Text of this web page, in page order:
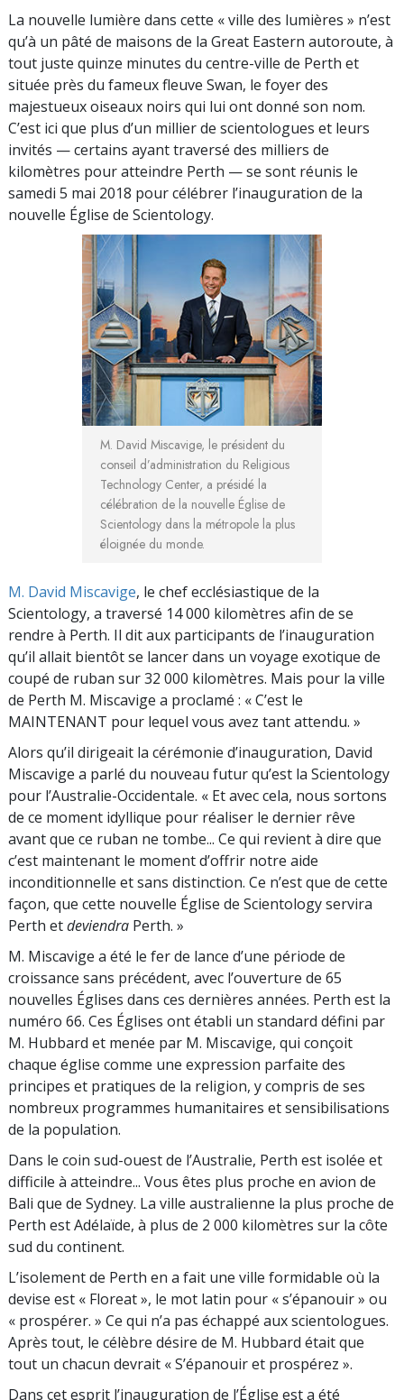
La nouvelle lumière dans cette « ville des lumières » n’est
qu’à un pâté de maisons de la Great Eastern autoroute, à
tout juste quinze minutes du centre-ville de Perth et
située près du fameux fleuve Swan, le foyer des
majestueux oiseaux noirs qui lui ont donné son nom.
C’est ici que plus d’un millier de scientologues et leurs
invités — certains ayant traversé des milliers de
kilomètres pour atteindre Perth — se sont réunis le
samedi 5 mai 2018 pour célébrer l’inauguration de la
nouvelle Église de Scientology.
M. David Miscavige, le président du
conseil d’administration du Religious
Technology Center, a présidé la
célébration de la nouvelle Église de
Scientology dans la métropole la plus
éloignée du monde.
M. David Miscavige, le chef ecclésiastique de la
Scientology, a traversé 14 000 kilomètres afin de se
rendre à Perth. Il dit aux participants de l’inauguration
qu’il allait bientôt se lancer dans un voyage exotique de
coupé de ruban sur 32 000 kilomètres. Mais pour la ville
de Perth M. Miscavige a proclamé : « C’est le
MAINTENANT pour lequel vous avez tant attendu. »
Alors qu’il dirigeait la cérémonie d’inauguration, David
Miscavige a parlé du nouveau futur qu’est la Scientology
pour l’Australie-Occidentale. « Et avec cela, nous sortons
de ce moment idyllique pour réaliser le dernier rêve
avant que ce ruban ne tombe... Ce qui revient à dire que
c’est maintenant le moment d’offrir notre aide
inconditionnelle et sans distinction. Ce n’est que de cette
façon, que cette nouvelle Église de Scientology servira
Perth etdeviendra Perth. »
M. Miscavige a été le fer de lance d’une période de
croissance sans précédent, avec l’ouverture de 65
nouvelles Églises dans ces dernières années. Perth est la
numéro 66. Ces Églises ont établi un standard défini par
M. Hubbard et menée par M. Miscavige, qui conçoit
chaque église comme une expression parfaite des
principes et pratiques de la religion, y compris de ses
nombreux programmes humanitaires et sensibilisations
de la population.
Dans le coin sud-ouest de l’Australie, Perth est isolée et
difficile à atteindre... Vous êtes plus proche en avion de
Bali que de Sydney. La ville australienne la plus proche de
Perth est Adélaïde, à plus de 2 000 kilomètres sur la côte
sud du continent.
L’isolement de Perth en a fait une ville formidable où la
devise est « Floreat », le mot latin pour « s’épanouir » ou
« prospérer. » Ce qui n’a pas échappé aux scientologues.
Après tout, le célèbre désire de M. Hubbard était que
tout un chacun devrait « S’épanouir et prospérez ».
Dans cet esprit l’inauguration de l’Église est a été